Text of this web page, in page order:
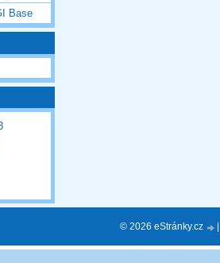
Base
© 2026 eStránky.cz